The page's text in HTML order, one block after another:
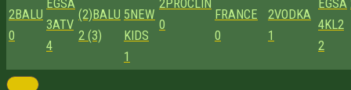
2BALU
0
EGSA
3ATV
4
(2)BALU
2 (3)
5NEW
KIDS
1
2PROCLIN
0
FRANCE
0
2VODKA
1
EGSA
4KL2
2